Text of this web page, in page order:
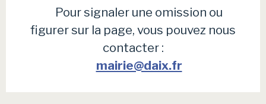
Pour signaler une omission ou
figurer sur la page, vous pouvez nous
contacter :
mairie@daix.fr